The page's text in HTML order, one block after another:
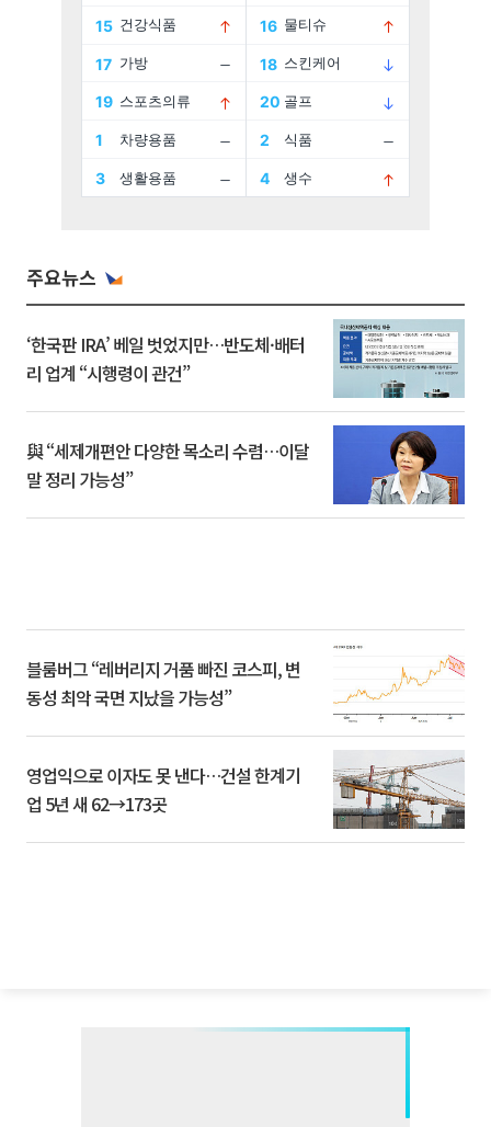
주요뉴스
‘한국판 IRA’ 베일 벗었지만…반도체·배터
리 업계 “시행령이 관건”
與 “세제개편안 다양한 목소리 수렴…이달
말 정리 가능성”
블룸버그 “레버리지 거품 빠진 코스피, 변
동성 최악 국면 지났을 가능성”
영업익으로 이자도 못 낸다…건설 한계기
업 5년 새 62→173곳